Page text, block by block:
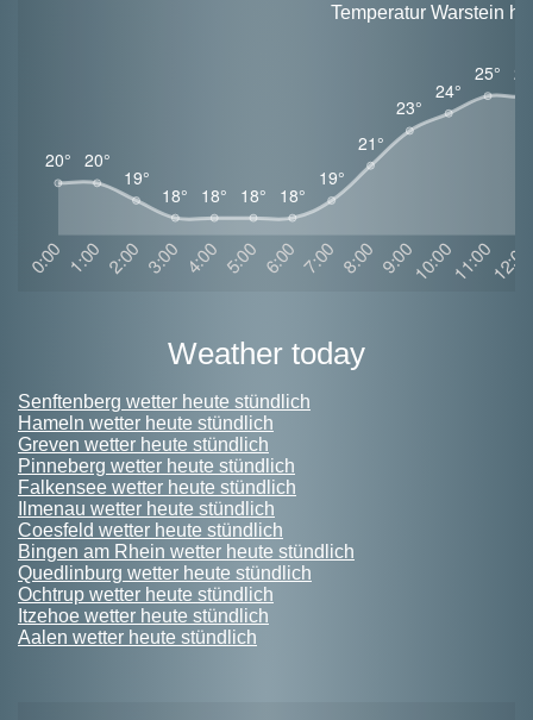
Temperatur Warstein
weather today
Senftenberg wetter heute stündlich
Hameln wetter heute stündlich
Greven wetter heute stündlich
Pinneberg wetter heute stündlich
Falkensee wetter heute stündlich
Ilmenau wetter heute stündlich
Coesfeld wetter heute stündlich
Bingen am Rhein wetter heute stündlich
Quedlinburg wetter heute stündlich
Ochtrup wetter heute stündlich
Itzehoe wetter heute stündlich
Aalen wetter heute stündlich